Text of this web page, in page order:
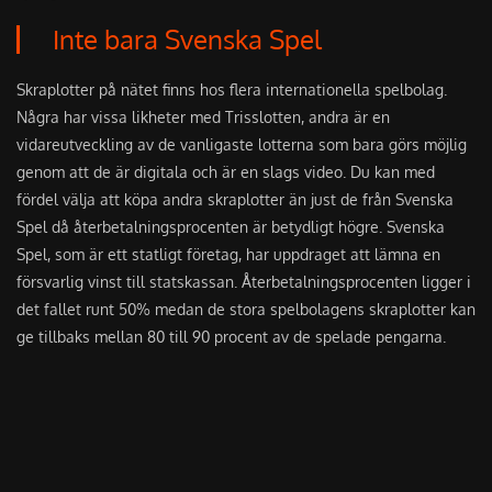
Inte bara Svenska Spel
Skraplotter på nätet finns hos flera internationella spelbolag.
Några har vissa likheter med Trisslotten, andra är en
vidareutveckling av de vanligaste lotterna som bara görs möjlig
genom att de är digitala och är en slags video. Du kan med
fördel välja att köpa andra skraplotter än just de från Svenska
Spel då återbetalningsprocenten är betydligt högre. Svenska
Spel, som är ett statligt företag, har uppdraget att lämna en
försvarlig vinst till statskassan. Återbetalningsprocenten ligger i
det fallet runt 50% medan de stora spelbolagens skraplotter kan
ge tillbaks mellan 80 till 90 procent av de spelade pengarna.